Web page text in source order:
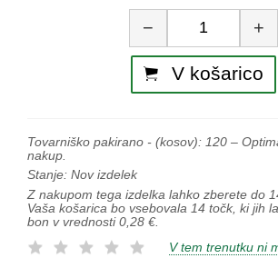
Količina
− +
V košarico
Tovarniško pakirano - (kosov): 120 –
nakup.
Stanje: Nov izdelek
Z nakupom tega izdelka lahko zberete do
Vaša košarica bo vsebovala 14 točk, ki jih
bon v vrednosti 0,28 €.
V tem trenutku ni